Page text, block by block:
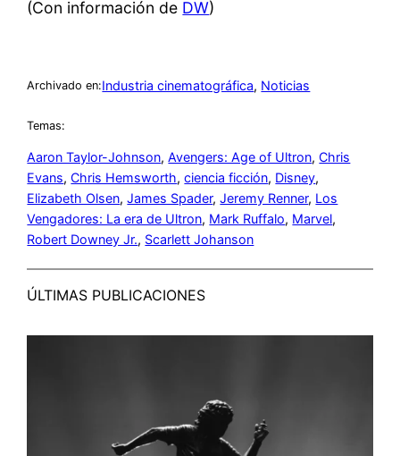
(Con información de DW)
Archivado en:Industria cinematográfica, Noticias
Temas:
Aaron Taylor-Johnson, Avengers: Age of Ultron, Chris
Evans, Chris Hemsworth, ciencia ficción, Disney
Elizabeth Olsen, James Spader, Jeremy Renner, Los
Vengadores: La era de Ultron, Mark Ruffalo, Marvel
Robert Downey Jr., Scarlett Johanson
ÚLTIMAS PUBLICACIONES